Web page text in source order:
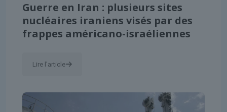
Guerre en Iran : plusieurs sites
nucléaires iraniens visés par des
frappes américano-israéliennes
Lire l'article